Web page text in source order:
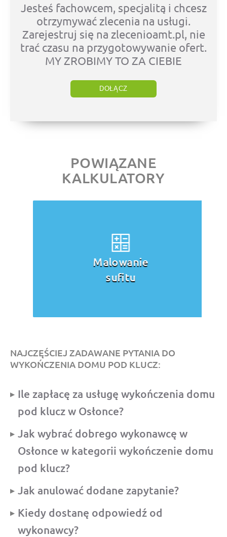
Jesteś fachowcem, specjalitą i chcesz
otrzymywać zlecenia na usługi.
Zarejestruj się na zlecenioamt.pl, nie
trać czasu na przygotowywanie ofert.
MY ZROBIMY TO ZA CIEBIE
DOŁĄCZ
POWIĄZANE
KALKULATORY
Malowanie
sufitu
NAJCZĘŚCIEJ ZADAWANE PYTANIA DO
WYKOŃCZENIA DOMU POD KLUCZ:
Ile zapłacę za usługę wykończenia domu
pod klucz w Osłonce?
Jak wybrać dobrego wykonawcę w
Osłonce w kategorii wykończenie domu
pod klucz?
Jak anulować dodane zapytanie?
Kiedy dostanę odpowiedź od
wykonawcy?